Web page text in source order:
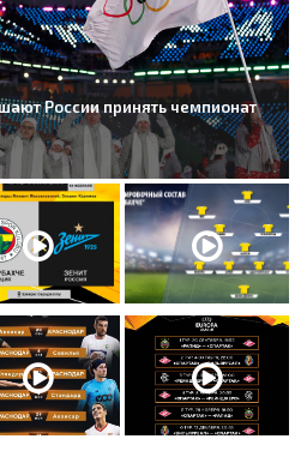
России принять чемпионат